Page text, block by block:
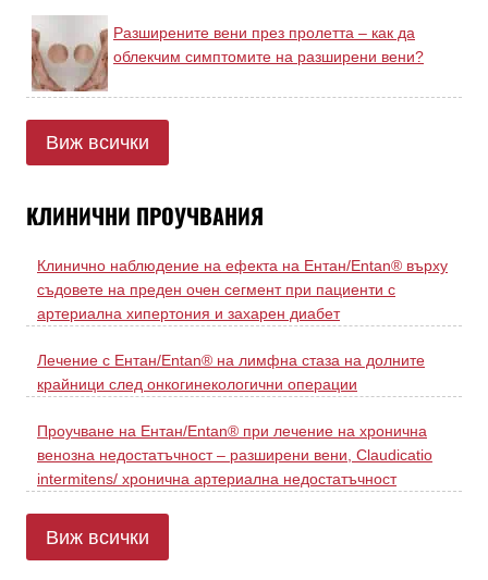
Разширените вени през пролетта – как да
облекчим симптомите на разширени вени?
Виж всички
КЛИНИЧНИ ПРОУЧВАНИЯ
Клинично наблюдение на ефекта на Ентан/Entan® върху
съдовете на преден очен сегмент при пациенти с
артериална хипертония и захарен диабет
Лечение с Ентан/Entan® на лимфна стаза на долните
крайници след онкогинекологични операции
Проучване на Ентан/Entan® при лечение на хронична
венозна недостатъчност – разширени вени, Claudicatio
intermitens/ хронична артериална недостатъчност
Виж всички